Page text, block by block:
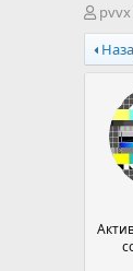
А
в
т
о
м
pvvx